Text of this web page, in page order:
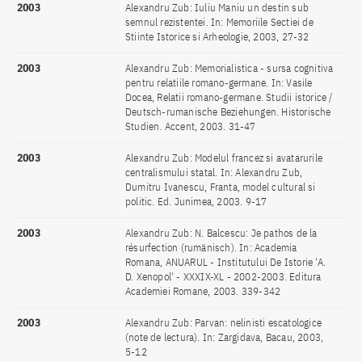
2003
Alexandru Zub: Iuliu Maniu un destin sub
semnul rezistentei. In: Memoriile Sectiei de
Stiinte Istorice si Arheologie, 2003, 27-32
2003
Alexandru Zub: Memorialistica - sursa cognitiva
pentru relatiile romano-germane. In: Vasile
Docea, Relatii romano-germane. Studii istorice /
Deutsch-rumanische Beziehungen. Historische
Studien. Accent, 2003. 31-47
2003
Alexandru Zub: Modelul francez si avatarurile
centralismului statal. In: Alexandru Zub,
Dumitru Ivanescu, Franta, model cultural si
politic. Ed. Junimea, 2003. 9-17
2003
Alexandru Zub: N. Balcescu: Je pathos de la
résurfection (rumänisch). In: Academia
Romana, ANUARUL - Institutului De Istorie 'A.
D. Xenopol' - XXXIX-XL - 2002-2003. Editura
Academiei Romane, 2003. 339-342
2003
Alexandru Zub: Parvan: nelinisti escatologice
(note de lectura). In: Zargidava, Bacau, 2003,
5-12